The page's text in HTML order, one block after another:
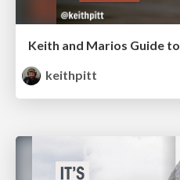
Keith and Marios Guide
keithpitt